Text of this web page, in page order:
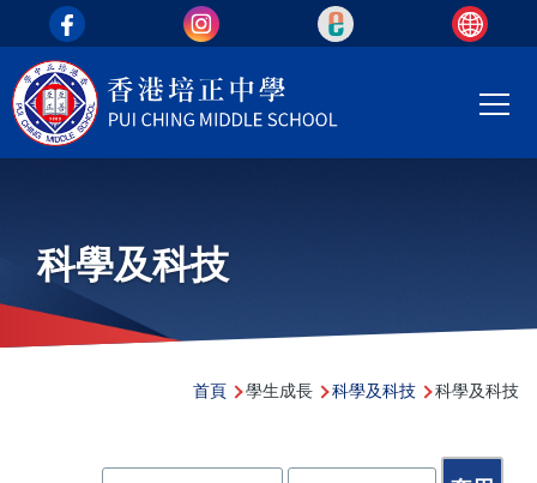
移至主內容
top_area
科學及科技
首頁 學生成長 科學及科技 科學及科技